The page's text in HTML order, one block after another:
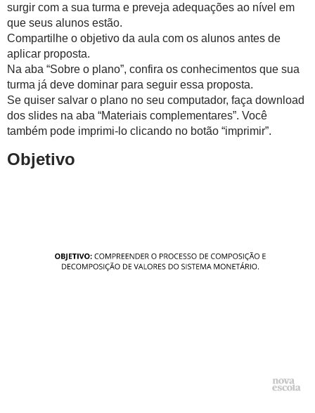
surgir com a sua turma e preveja adequações ao nível em
que seus alunos estão.
Compartilhe o objetivo da aula com os alunos antes de
aplicar proposta.
Na aba “Sobre o plano”, confira os conhecimentos que sua
turma já deve dominar para seguir essa proposta.
Se quiser salvar o plano no seu computador, faça download
dos slides na aba “Materiais complementares”. Você
também pode imprimi-lo clicando no botão “imprimir”.
Objetivo